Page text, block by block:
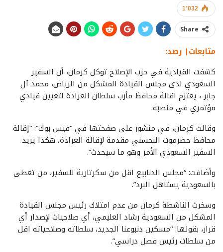
1٬032
Share
متابعات| رصد:
كشفت القيادية في حزب الإصلاح توكل كرمان، أن السفير
السعودي لدى مجلس القيادة المشكل من الرياض، محمد آل
جابر ، يعتزم اقالة محافظ مأرب سلطان العرادة لتعيين قيادي
مؤتمري في منصبه.
وقالت كرمان، في منشور على صفحتها في “فيس بوك”: “إقالة
محافظ حضرموت البحسني مقدمة لإقالة العرادة، هكذا يريد
السفير السعودي الأمر وهو ما سيحدث”.
وأضافت: “مجلس الدنابيع اقل من سكرتارية للسفير، من تغطى
بالسعودية يستاهل البرد”.
وسخرت الناشطة كرمان من عدم امتلاك رئيس مجلس القيادة
المشكل من السعودية رشاد العليمي، أي صلاحيات لإصدار أي
قرار، بقولها: “مسكين دنبوعنا الجديد، سلطاته وصلاحياته اقل
من سلطات رئيس فصل دراسي”.